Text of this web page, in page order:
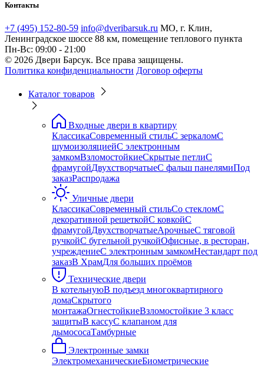
Контакты
+7 (495) 152-80-59 info@dveribarsuk.ru МО, г. Клин,
Ленинградское шоссе 88 км, помещение теплового пункта
Пн-Вс: 09:00 - 21:00
© 2026 Двери Барсук. Все права защищены.
Политика конфиденциальности Договор оферты
Каталог товаров
Входные двери в квартиру
КлассикаСовременный стильС зеркаломС
шумоизоляциейС электронным
замкомВзломостойкиеСкрытые петлиС
фрамугойДвухстворчатыеС фальш панелямиПод
заказРаспродажа
Уличные двери
КлассикаСовременный стильСо стекломС
декоративной решеткойС ковкойС
фрамугойДвухстворчатыеАрочныеС тяговой
ручкойС бугельной ручкойОфисные, в ресторан,
учреждениеС электронным замкомНестандарт под
заказВ ХрамДля больших проёмов
Технические двери
В котельнуюВ подъезд многоквартирного
домаСкрытого
монтажаОгнестойкиеВзломостойкие 3 класс
защитыВ кассуС клапаном для
дымососаТамбурные
Электронные замки
ЭлектромеханическиеБиометрические